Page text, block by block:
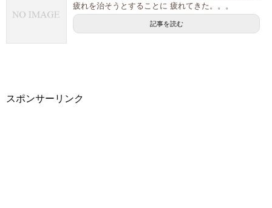
疲れを治そうとすることに 疲れてきた。。。
記事を読む
スポンサーリンク